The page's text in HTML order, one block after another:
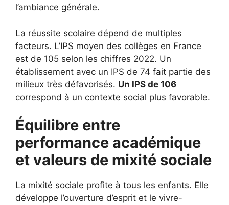
l’ambiance générale.
La réussite scolaire dépend de multiples
facteurs. L’IPS moyen des collèges en France
est de 105 selon les chiffres 2022. Un
établissement avec un IPS de 74 fait partie des
milieux très défavorisés. Un IPS de 106
correspond à un contexte social plus favorable.
Équilibre entre
performance académique
et valeurs de mixité sociale
La mixité sociale profite à tous les enfants. Elle
développe l’ouverture d’esprit et le vivre-